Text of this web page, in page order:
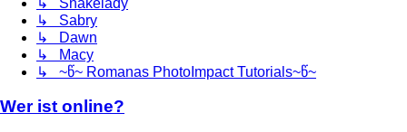
↳ Sabry
↳ Dawn
↳ Macy
↳ ~წ~ Romanas PhotoImpact Tutorials~წ~
Wer ist online?